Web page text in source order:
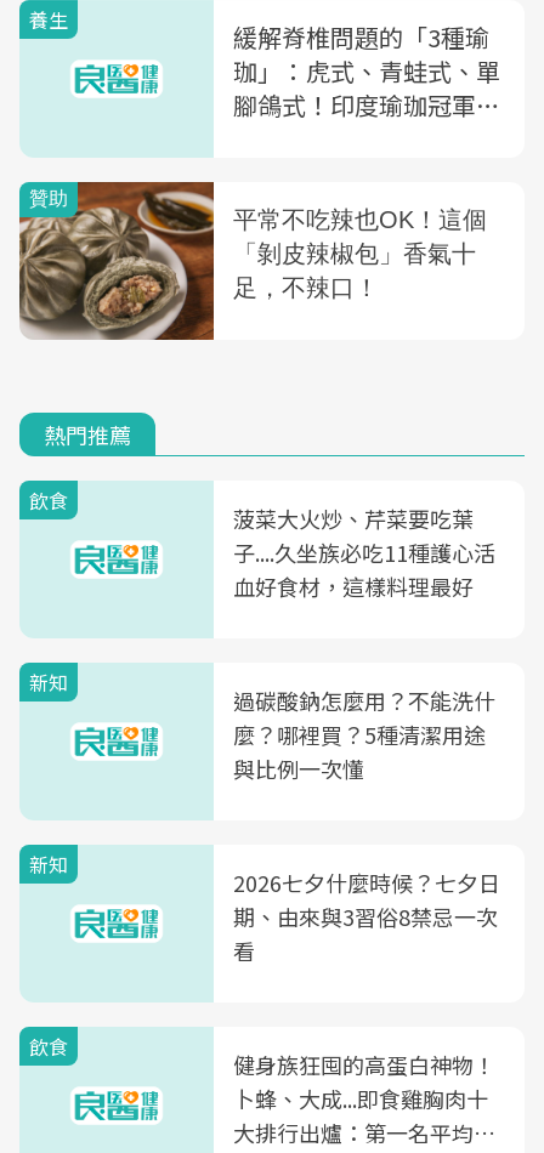
養生
緩解脊椎問題的「3種瑜
珈」：虎式、青蛙式、單
腳鴿式！印度瑜珈冠軍教
熱門推薦
飲食
菠菜大火炒、芹菜要吃葉
子....久坐族必吃11種護心活
血好食材，這樣料理最好
新知
過碳酸鈉怎麼用？不能洗什
麼？哪裡買？5種清潔用途
與比例一次懂
新知
2026七夕什麼時候？七夕日
期、由來與3習俗8禁忌一次
看
飲食
健身族狂囤的高蛋白神物！
卜蜂、大成...即食雞胸肉十
大排行出爐：第一名平均一